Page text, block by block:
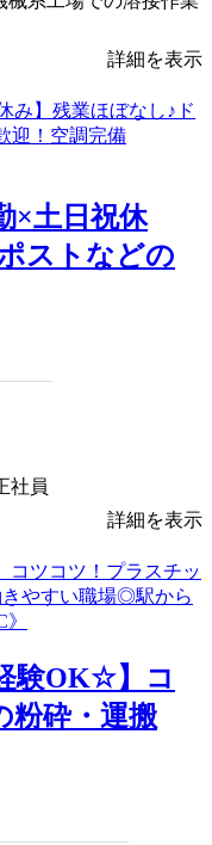
詳細を表示
×土日祝休
ストなどの
社員
詳細を表示
験OK☆】コ
粉砕・運搬